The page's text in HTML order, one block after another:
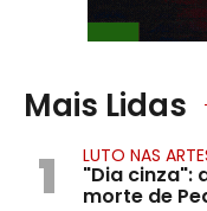
Mais Lidas
1 LUTO NAS
"Dia cinza":
morte de